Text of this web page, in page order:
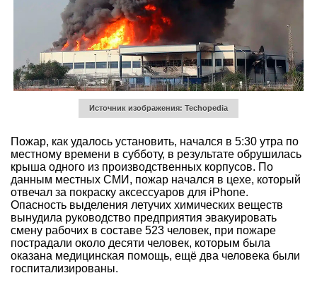
Источник изображения: Techopedia
Пожар, как удалось установить, начался в 5:30 утра по
местному времени в субботу, в результате обрушилась
крыша одного из производственных корпусов. По
данным местных СМИ, пожар начался в цехе, который
отвечал за покраску аксессуаров для iPhone.
Опасность выделения летучих химических веществ
вынудила руководство предприятия эвакуировать
смену рабочих в составе 523 человек, при пожаре
пострадали около десяти человек, которым была
оказана медицинская помощь, ещё два человека были
госпитализированы.